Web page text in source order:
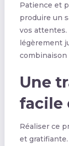
Patience et
produire un
vos
légèrement
combinaison
Une
facile
Réaliser ce
et